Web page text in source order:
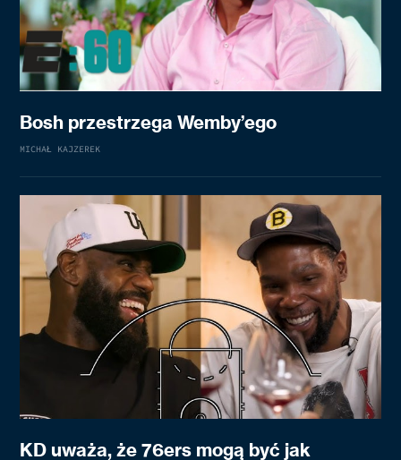
Bosh przestrzega Wemby’ego
MICHAŁ KAJZEREK
KD uważa, że 76ers mogą być jak